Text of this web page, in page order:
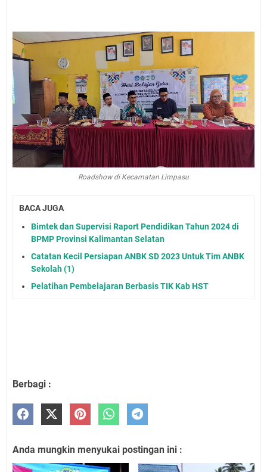
Roadshow di Kecamatan Limpasu
BACA JUGA
Bimtek dan Supervisi Raport Pendidikan Tahun 2024 di
BPMP Provinsi Kalimantan Selatan
Catatan Kecil Persiapan ANBK SD 2023 Untuk Tim ANBK
Sekolah (1)
Pelatihan Pembelajaran Berbasis TIK Kab HST
Berbagi :
Anda mungkin menyukai postingan ini :